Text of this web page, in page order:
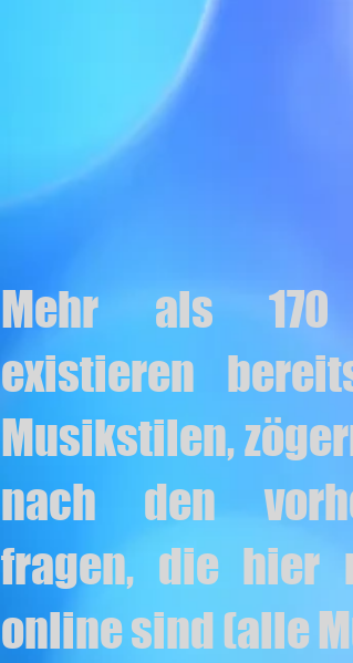
Mehr als 170
existieren
Musikstilen,
nach den
fragen, die hier
online sind (alle